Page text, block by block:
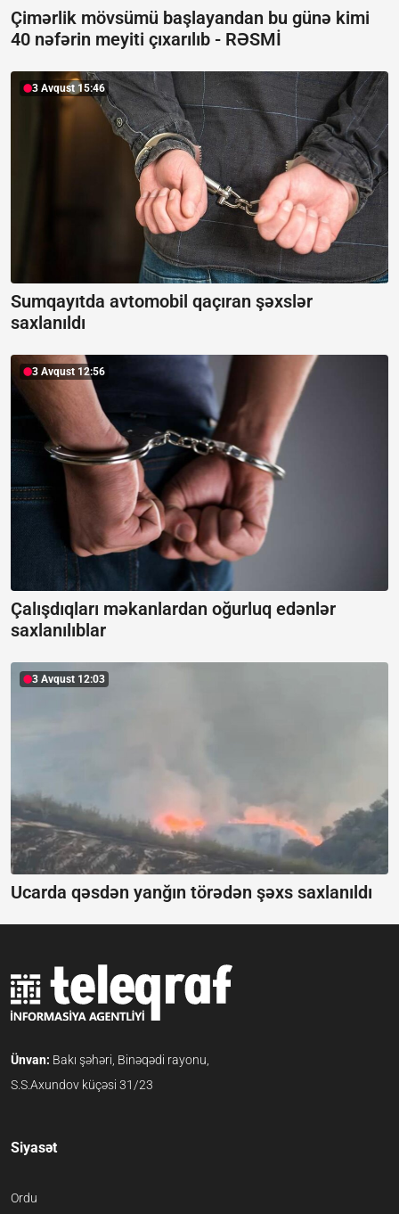
Çimərlik mövsümü başlayandan bu günə kimi
40 nəfərin meyiti çıxarılıb - RƏSMİ
3 Avqust 15:46
Sumqayıtda avtomobil qaçıran şəxslər
saxlanıldı
3 Avqust 12:56
Çalışdıqları məkanlardan oğurluq edənlər
saxlanılıblar
3 Avqust 12:03
Ucarda qəsdən yanğın törədən şəxs saxlanıldı
Ünvan: Bakı şəhəri, Binəqədi rayonu,
S.S.Axundov küçəsi 31/23
Siyasət
Ordu